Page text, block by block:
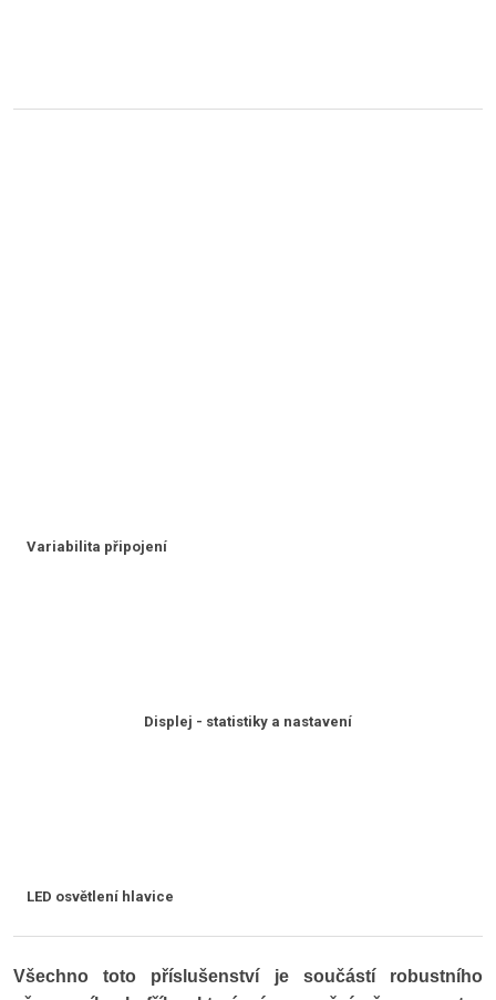
Variabilita připojení
Displej - statistiky a nastavení
LED osvětlení hlavice
Všechno toto příslušenství je součástí robustního